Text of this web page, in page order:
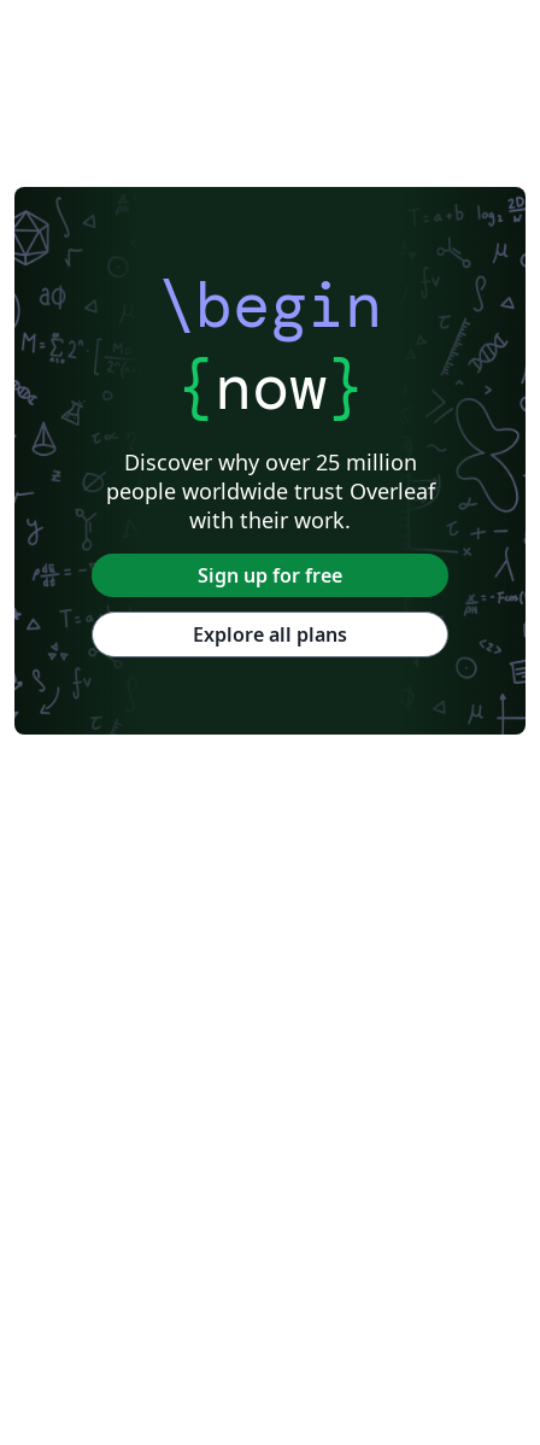
\begin
{now}
Discover why over 25 million
people worldwide trust Overleaf
with their work.
Sign up for free
Explore all plans